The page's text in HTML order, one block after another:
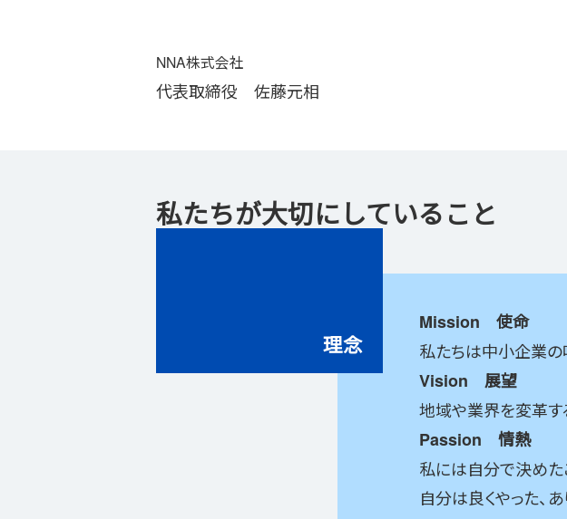
NNA株式会社
代表取締役 佐藤元相
私たちが大切にしていること
願望
Mission 使命
私たちは中小企業の
Vision 展望
地域や業界を変革す
Passion 情熱
私には自分で決めた
自分は良くやった、
理念